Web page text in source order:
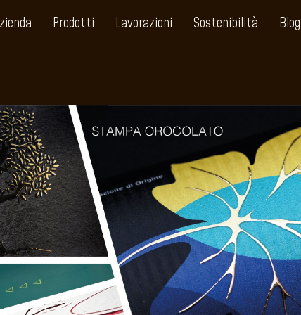
Prodotti Lavorazioni Sostenibilità Blog